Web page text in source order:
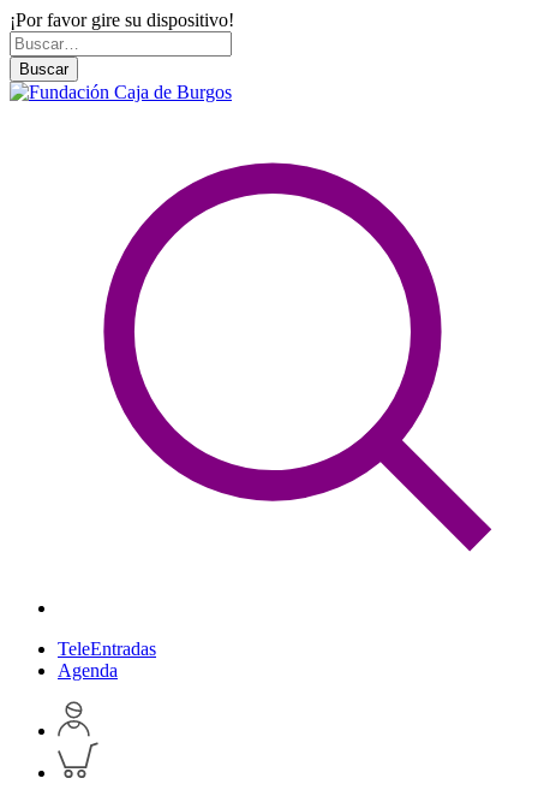
¡Por favor gire su dispositivo!
Skip
to
content
Buscar
por:Buscar
TeleEntradas
Agenda
Acceder
a
perfil
personal
Inspeccionar
carrito